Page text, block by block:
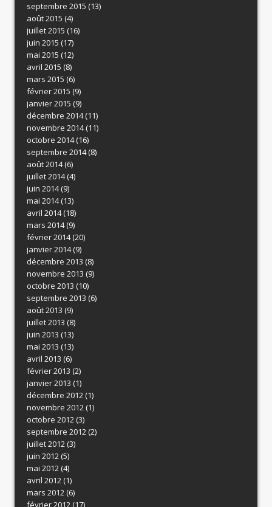
septembre 2015 (13)
août 2015 (4)
juillet 2015 (16)
juin 2015 (17)
mai 2015 (12)
avril 2015 (8)
mars 2015 (6)
février 2015 (9)
janvier 2015 (9)
décembre 2014(11)
novembre 2014(11)
octobre 2014(16)
septembre 2014(8)
août 2014(6)
juillet 2014(4)
juin 2014(9)
mai 2014(13)
avril 2014(18)
mars 2014(9)
février 2014(20)
janvier 2014(9)
décembre 2013 (8)
novembre 2013 (9)
octobre 2013 (10)
septembre 2013 (6)
août 2013 (9)
juillet 2013 (8)
juin 2013 (13)
mai 2013 (13)
avril 2013 (6)
février 2013 (2)
janvier 2013 (1)
décembre 2012(1)
novembre 2012(1)
octobre 2012(3)
septembre 2012(2)
juillet 2012(3)
juin 2012(5)
mai 2012(4)
avril 2012(1)
mars 2012(6)
février 2012(17)